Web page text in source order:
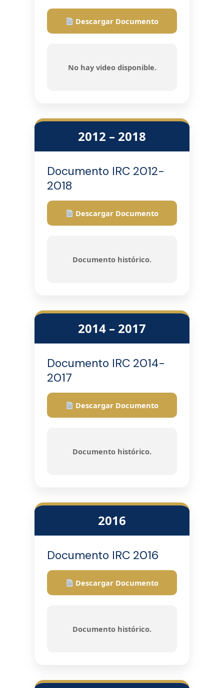
Descargar Documento
No hay video disponible.
2012 – 2018
Documento IRC 2012-
2018
Descargar Documento
Documento histórico.
2014 – 2017
Documento IRC 2014-
2017
Descargar Documento
Documento histórico.
2016
Documento IRC 2016
Descargar Documento
Documento histórico.